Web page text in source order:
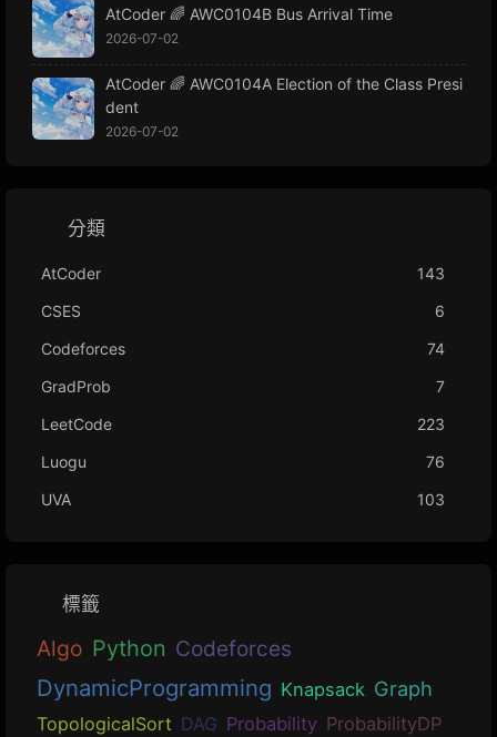
AtCoder 🌈 AWC0104B Bus Arrival Time
2026-07-02
AtCoder 🌈 AWC0104A Election of the Class Presi
dent
2026-07-02
分類
AtCoder
143
CSES
6
Codeforces
74
GradProb
7
LeetCode
223
Luogu
76
UVA
103
標籤
Algo Python Codeforces
DynamicProgramming Knapsack Graph
TopologicalSort DAG Probability ProbabilityDP